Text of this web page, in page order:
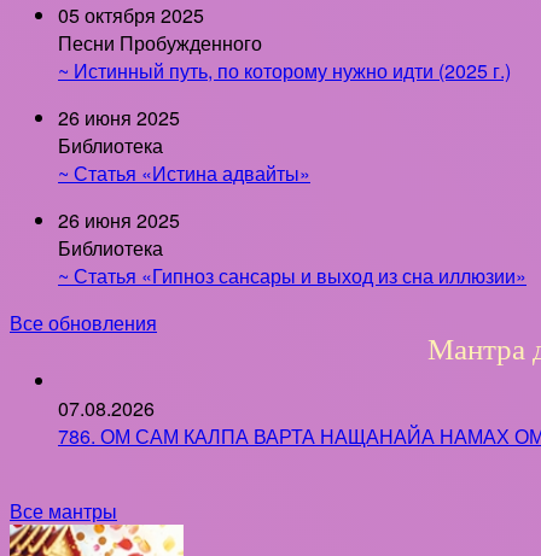
05 октября 2025
Песни Пробужденного
~ Истинный путь, по которому нужно идти (2025 г.)
26 июня 2025
Библиотека
~ Статья «Истина адвайты»
26 июня 2025
Библиотека
~ Статья «Гипноз сансары и выход из сна иллюзии»
Все обновления
Мантра
07.08.2026
786. ОМ САМ КАЛПА ВАРТА НАЩАНАЙА НАМАХ ОМ
Все мантры